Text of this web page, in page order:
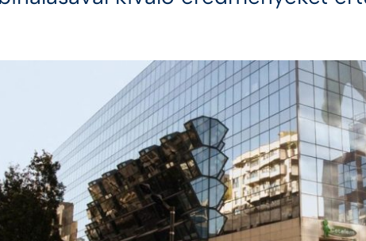
AI Trust Hub
meg az összes iparágat